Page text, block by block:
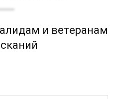
и ветеранам